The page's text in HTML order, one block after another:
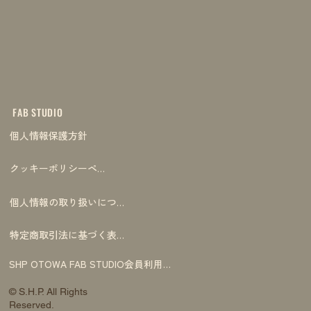
FAB STUDIO
個人情報保護方針
クッキーポリシーページ
個人情報の取り扱いについて
特定商取引法に基づく表記
SHP OTOWA FAB STUDIO会員利用規約
© S.H.P. All Rights
Reserved.